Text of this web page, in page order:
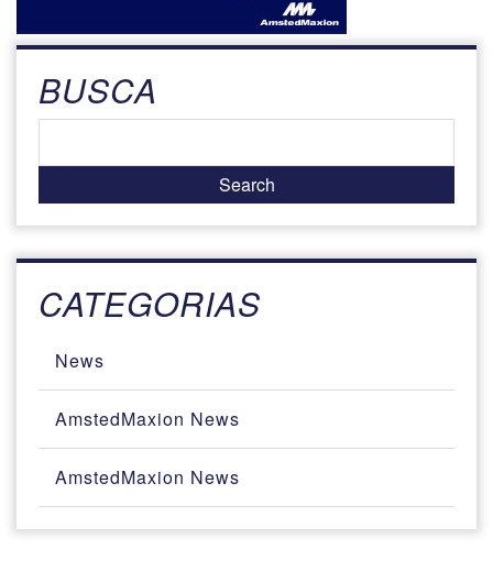
BUSCA
CATEGORIAS
News
AmstedMaxion News
AmstedMaxion News